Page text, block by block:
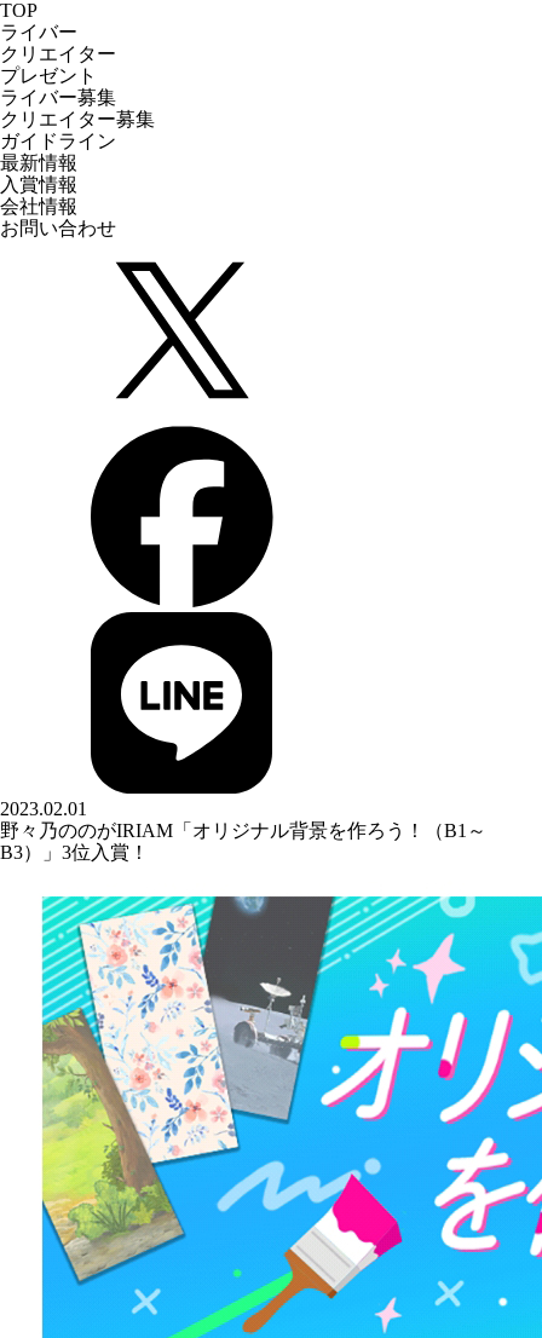
TOP
ライバー
クリエイター
プレゼント
ライバー募集
クリエイター募集
ガイドライン
最新情報
入賞情報
会社情報
お問い合わせ
2023.02.01
野々乃ののがIRIAM「オリジナル背景を作ろう！（B1～
B3）」3位入賞！